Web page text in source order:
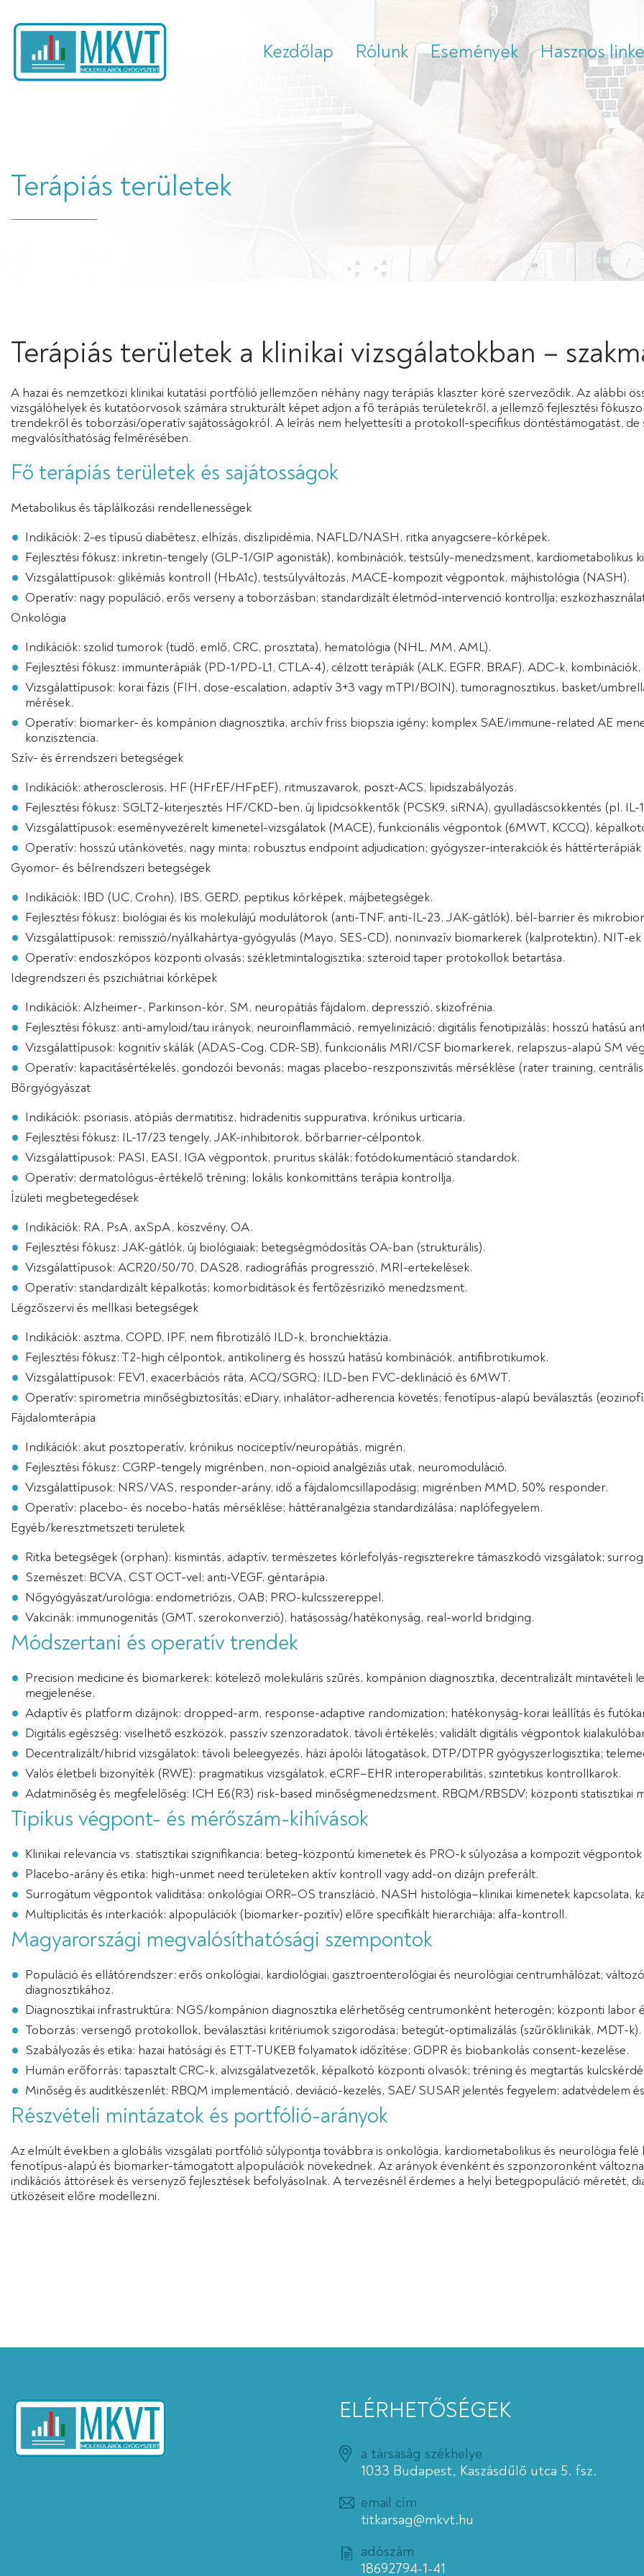
Kezdőlap Rólunk Események Hasznos
Terápiás területek
Terápiás területek a klinikai vizsgálatokban –
A hazai és nemzetközi klinikai kutatási portfólió jellemzően néhány nagy terápiás klaszter köré szerveződik. Az alábbi
vizsgálóhelyek és kutatóorvosok számára strukturált képet adjon a fő terápiás területekről, a jellemző fejlesztési
trendekről és toborzási/operatív sajátosságokról. A leírás nem helyettesíti a protokoll-specifikus döntéstámogatást,
megvalósíthatóság felmérésében.
Fő terápiás területek és sajátosságok
Metabolikus és táplálkozási rendellenességek
Indikációk: 2-es típusú diabétesz, elhízás, diszlipidémia, NAFLD/NASH, ritka anyagcsere-kórképek.
Fejlesztési fókusz: inkretin-tengely (GLP-1/GIP agonisták), kombinációk, testsúly-menedzsment, kardiometabolikus
Vizsgálattípusok: glikémiás kontroll (HbA1c), testsúlyváltozás, MACE-kompozit végpontok, májhistológia (NASH).
Operatív: nagy populáció, erős verseny a toborzásban; standardizált életmód-intervenció kontrollja;
Onkológia
Indikációk: szolid tumorok (tüdő, emlő, CRC, prosztata), hematológia (NHL, MM, AML).
Fejlesztési fókusz: immunterápiák (PD-1/PD-L1, CTLA-4), célzott terápiák (ALK, EGFR, BRAF), ADC-k,
Vizsgálattípusok: korai fázis (FIH, dose-escalation, adaptív 3+3 vagy mTPI/BOIN), tumoragnosztikus, basket/
mérések.
Operatív: biomarker- és kompánion diagnosztika, archív friss biopszia igény; komplex SAE/immune-related AE
konzisztencia.
Szív- és érrendszeri betegségek
Indikációk: atherosclerosis, HF (HFrEF/HFpEF), ritmuszavarok, poszt-ACS, lipidszabályozás.
Fejlesztési fókusz: SGLT2-kiterjesztés HF/CKD-ben, új lipidcsökkentők (PCSK9, siRNA), gyulladáscsökkentés (pl.
Vizsgálattípusok: eseményvezérelt kimenetel-vizsgálatok (MACE), funkcionális végpontok (6MWT, KCCQ),
Operatív: hosszú utánkövetés, nagy minta; robusztus endpoint adjudication; gyógyszer-interakciók és háttérterápiák
Gyomor- és bélrendszeri betegségek
Indikációk: IBD (UC, Crohn), IBS, GERD, peptikus kórképek, májbetegségek.
Fejlesztési fókusz: biológiai és kis molekulájú modulátorok (anti-TNF, anti-IL-23, JAK-gátlók), bél-barrier és
Vizsgálattípusok: remisszió/nyálkahártya-gyógyulás (Mayo, SES-CD), noninvazív biomarkerek (kalprotektin), NIT-
Operatív: endoszkópos központi olvasás; székletmintalogisztika; szteroid taper protokollok betartása.
Idegrendszeri és pszichiátriai kórképek
Indikációk: Alzheimer-, Parkinson-kór, SM, neuropátiás fájdalom, depresszió, skizofrénia.
Fejlesztési fókusz: anti-amyloid/tau irányok, neuroinflammáció, remyelinizáció; digitális fenotipizálás; hosszú hatású
Vizsgálattípusok: kognitív skálák (ADAS-Cog, CDR-SB), funkcionális MRI/CSF biomarkerek, relapszus-alapú SM
Operatív: kapacitásértékelés, gondozói bevonás; magas placebo-reszponszivitás mérséklése (rater training,
Bőrgyógyászat
Indikációk: psoriasis, atópiás dermatitisz, hidradenitis suppurativa, krónikus urticaria.
Fejlesztési fókusz: IL-17/23 tengely, JAK-inhibitorok, bőrbarrier-célpontok.
Vizsgálattípusok: PASI, EASI, IGA végpontok, pruritus skálák; fotódokumentáció standardok.
Operatív: dermatológus-értékelő tréning; lokális konkomittáns terápia kontrollja.
Ízületi megbetegedések
Indikációk: RA, PsA, axSpA, köszvény, OA.
Fejlesztési fókusz: JAK-gátlók, új biológiaiak; betegségmódosítás OA-ban (strukturális).
Vizsgálattípusok: ACR20/50/70, DAS28, radiográfiás progresszió, MRI-ertekelések.
Operatív: standardizált képalkotás; komorbiditások és fertőzésrizikó menedzsment.
Légzőszervi és mellkasi betegségek
Indikációk: asztma, COPD, IPF, nem fibrotizáló ILD-k, bronchiektázia.
Fejlesztési fókusz: T2-high célpontok, antikolinerg és hosszú hatású kombinációk, antifibrotikumok.
Vizsgálattípusok: FEV1, exacerbációs ráta, ACQ/SGRQ; ILD-ben FVC-deklináció és 6MWT.
Operatív: spirometria minőségbiztosítás; eDiary, inhalátor-adherencia követés; fenotípus-alapú beválasztás
Fájdalomterápia
Indikációk: akut posztoperatív, krónikus nociceptív/neuropátiás, migrén.
Fejlesztési fókusz: CGRP-tengely migrénben, non-opioid analgéziás utak, neuromoduláció.
Vizsgálattípusok: NRS/VAS, responder-arány, idő a fájdalomcsillapodásig; migrénben MMD, 50% responder.
Operatív: placebo- és nocebo-hatás mérséklése; háttéranalgézia standardizálása; naplófegyelem.
Egyéb/keresztmetszeti területek
Ritka betegségek (orphan): kismintás, adaptív, természetes kórlefolyás-regiszterekre támaszkodó vizsgálatok;
Szemészet: BCVA, CST OCT-vel; anti-VEGF, géntarápia.
Nőgyógyászat/urológia: endometriózis, OAB; PRO-kulcsszereppel.
Vakcinák: immunogenitás (GMT, szerokonverzió), hatásosság/hatékonyság, real-world bridging.
Módszertani és operatív trendek
Precision medicine és biomarkerek: kötelező molekuláris szűrés, kompánion diagnosztika, decentralizált
megjelenése.
Adaptív és platform dizájnok: dropped-arm, response-adaptive randomization; hatékonyság-korai leállítás és
Digitális egészség: viselhető eszközök, passzív szenzoradatok, távoli értékelés; validált digitális végpontok
Decentralizált/hibrid vizsgálatok: távoli beleegyezés, házi ápolói látogatások, DTP/DTPR gyógyszerlogisztika;
Valós életbeli bizonyíték (RWE): pragmatikus vizsgálatok, eCRF–EHR interoperabilitás, szintetikus kontrollkarok.
Adatminőség és megfelelőség: ICH E6(R3) risk-based minőségmenedzsment, RBQM/RBSDV; központi statisztikai
Tipikus végpont- és mérőszám-kihívások
Klinikai relevancia vs. statisztikai szignifikancia: beteg-központú kimenetek és PRO-k súlyozása a kompozit
Placebo-arány és etika: high-unmet need területeken aktív kontroll vagy add-on dizájn preferált.
Surrogátum végpontok validitása: onkológiai ORR–OS transzláció, NASH histológia–klinikai kimenetek kapcsolata,
Multiplicitás és interkaciók: alpopulációk (biomarker-pozitív) előre specifikált hierarchiája; alfa-kontroll.
Magyarországi megvalósíthatósági szempontok
Populáció és ellátórendszer: erős onkológiai, kardiológiai, gasztroenterológiai és neurológiai centrumhálózat;
diagnosztikához.
Diagnosztikai infrastruktúra: NGS/kompánion diagnosztika elérhetőség centrumonként heterogén; központi labor
Toborzás: versengő protokollok, beválasztási kritériumok szigorodása; betegút-optimalizálás (szűrőklinikák, MDT-k).
Szabályozás és etika: hazai hatósági és ETT-TUKEB folyamatok időzítése; GDPR és biobankolás consent-kezelése.
Humán erőforrás: tapasztalt CRC-k, alvizsgálatvezetők, képalkotó központi olvasók; tréning és megtartás
Minőség és auditkészenlét: RBQM implementáció, deviáció-kezelés, SAE/ SUSAR jelentés fegyelem; adatvédelem
Részvételi mintázatok és portfólió-arányok
Az elmúlt években a globális vizsgálati portfólió súlypontja továbbra is onkológia, kardiometabolikus és neurológia
fenotípus-alapú és biomarker-támogatott alpopulációk növekednek. Az arányok évenként és szponzoronként
indikációs áttörések és versenyző fejlesztések befolyásolnak. A tervezésnél érdemes a helyi betegpopuláció méretét,
ütközéseit előre modellezni.
ELÉRHETŐSÉGEK
a társaság székhelye
1033 Budapest, Kaszásdűlő utca 5. fsz.
email cím
titkarsag@mkvt.hu
adószám
18692794-1-41